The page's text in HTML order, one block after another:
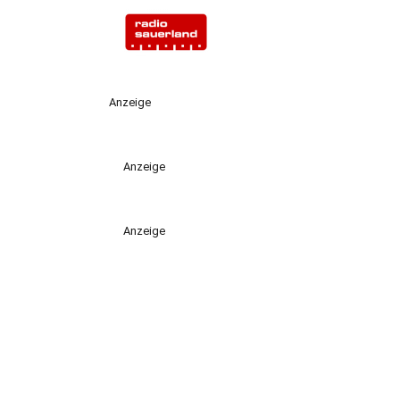
Anzeige
Anzeige
Anzeige